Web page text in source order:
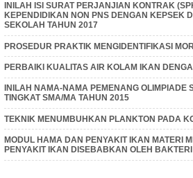
INILAH ISI SURAT PERJANJIAN KONTRAK
KEPENDIDIKAN NON PNS DENGAN KEPSEK
SEKOLAH TAHUN 2017
PROSEDUR PRAKTIK MENGIDENTIFIKASI
PERBAIKI KUALITAS AIR KOLAM IKAN
INILAH NAMA-NAMA PEMENANG OLIMPIADE
TINGKAT SMA/MA TAHUN 2015
TEKNIK MENUMBUHKAN PLANKTON PADA
MODUL HAMA DAN PENYAKIT IKAN MATERI
PENYAKIT IKAN DISEBABKAN OLEH BAKTERI